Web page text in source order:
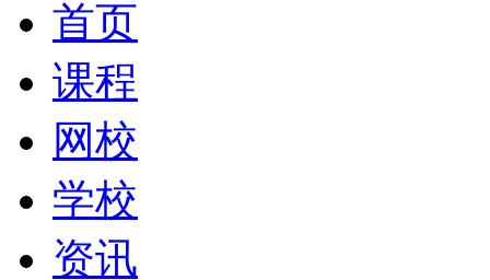
首页
课程
网校
学校
资讯